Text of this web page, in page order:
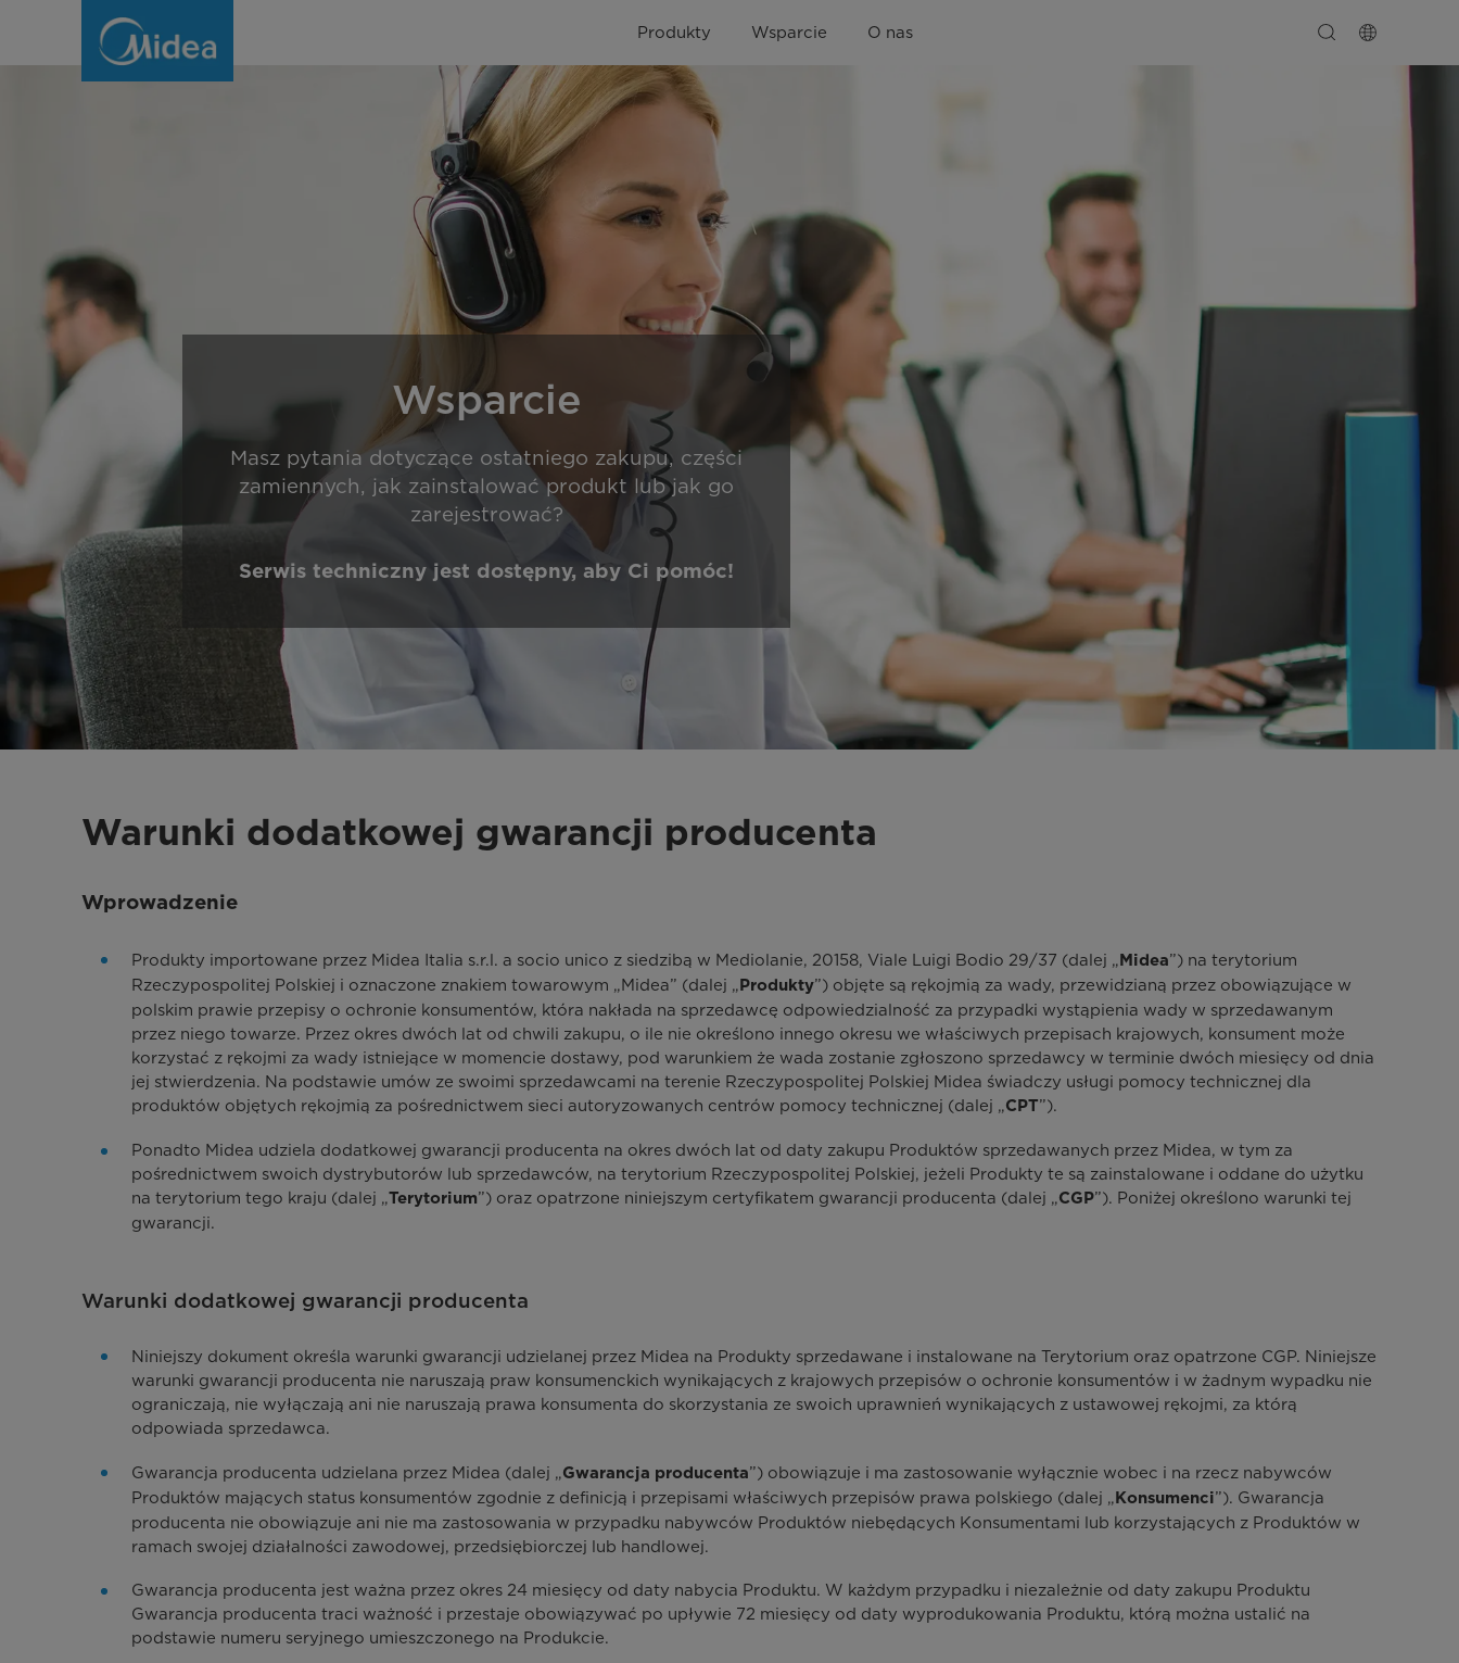
Wsparcie Produkty Wsparcie O nas
Wsparcie
Masz pytania dotyczące ostatniego zakupu, części
zamiennych, jak zainstalować produkt lub jak go
zarejestrować?
Serwis techniczny jest dostępny, aby Ci pomóc!
Warunki dodatkowej gwarancji producenta
Wprowadzenie
Produkty importowane przez Midea Italia s.r.l. a socio unico z siedzibą w Mediolanie, 20158, Viale Luigi Bodio 29/37 (dalej „ Midea”) na terytorium
Rzeczypospolitej Polskiej i oznaczone znakiem towarowym „Midea” (dalej „ Produkty”) objęte są rękojmią za wady, przewidzianą przez obowiązujące w
polskim prawie przepisy o ochronie konsumentów, która nakłada na sprzedawcę odpowiedzialność za przypadki wystąpienia wady w sprzedawanym
przez niego towarze. Przez okres dwóch lat od chwili zakupu, o ile nie określono innego okresu we właściwych przepisach krajowych, konsument może
korzystać z rękojmi za wady istniejące w momencie dostawy, pod warunkiem że wada zostanie zgłoszono sprzedawcy w terminie dwóch miesięcy od dnia
jej stwierdzenia. Na podstawie umów ze swoimi sprzedawcami na terenie Rzeczypospolitej Polskiej Midea świadczy usługi pomocy technicznej dla
produktów objętych rękojmią za pośrednictwem sieci autoryzowanych centrów pomocy technicznej (dalej „CPT”).
Ponadto Midea udziela dodatkowej gwarancji producenta na okres dwóch lat od daty zakupu Produktów sprzedawanych przez Midea, w tym za
pośrednictwem swoich dystrybutorów lub sprzedawców, na terytorium Rzeczypospolitej Polskiej, jeżeli Produkty te są zainstalowane i oddane do użytku
na terytorium tego kraju (dalej „Terytorium”) oraz opatrzone niniejszym certyfikatem gwarancji producenta (dalej „CGP”). Poniżej określono warunki tej
gwarancji.
Warunki dodatkowej gwarancji producenta
Niniejszy dokument określa warunki gwarancji udzielanej przez Midea na Produkty sprzedawane i instalowane na Terytorium oraz opatrzone CGP. Niniejsze
warunki gwarancji producenta nie naruszają praw konsumenckich wynikających z krajowych przepisów o ochronie konsumentów i w żadnym wypadku nie
ograniczają, nie wyłączają ani nie naruszają prawa konsumenta do skorzystania ze swoich uprawnień wynikających z ustawowej rękojmi, za którą
odpowiada sprzedawca.
Gwarancja producenta udzielana przez Midea (dalej „Gwarancja producenta”) obowiązuje i ma zastosowanie wyłącznie wobec i na rzecz nabywców
Produktów mających status konsumentów zgodnie z definicją i przepisami właściwych przepisów prawa polskiego (dalej „ Konsumenci”). Gwarancja
producenta nie obowiązuje ani nie ma zastosowania w przypadku nabywców Produktów niebędących Konsumentami lub korzystających z Produktów w
ramach swojej działalności zawodowej, przedsiębiorczej lub handlowej.
Gwarancja producenta jest ważna przez okres 24 miesięcy od daty nabycia Produktu. W każdym przypadku i niezależnie od daty zakupu Produktu
Gwarancja producenta traci ważność i przestaje obowiązywać po upływie 72 miesięcy od daty wyprodukowania Produktu, którą można ustalić na
podstawie numeru seryjnego umieszczonego na Produkcie.